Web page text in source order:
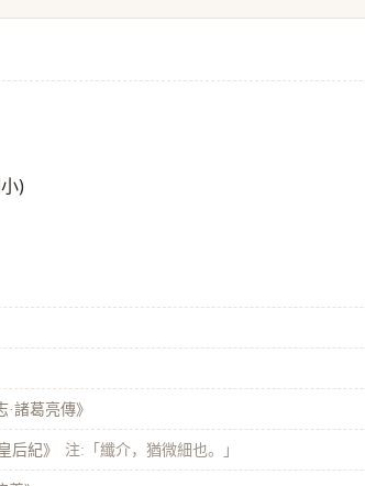
)
·諸葛亮傳》
后紀》 注:「纖介，猶微細也。」